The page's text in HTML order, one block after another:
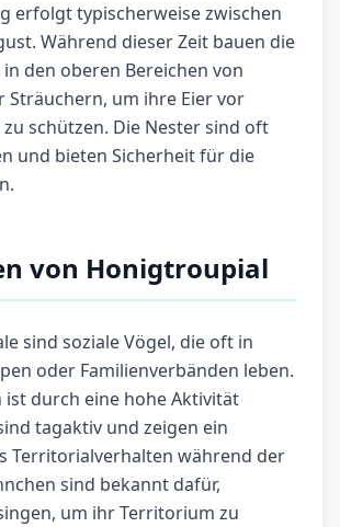
erfolgt typischerweise zwischen
Während dieser Zeit bauen die
den oberen Bereichen von
Sträuchern, um ihre Eier vor
schützen. Die Nester sind oft
und bieten Sicherheit für die
von Honigtroupial
sind soziale Vögel, die oft in
oder Familienverbänden leben.
ist durch eine hohe Aktivität
tagaktiv und zeigen ein
Territorialverhalten während der
sind bekannt dafür,
um ihr Territorium zu